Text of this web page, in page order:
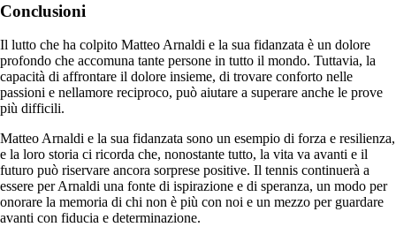
Conclusioni
Il lutto che ha colpito Matteo Arnaldi e la sua fidanzata è un dolore
profondo che accomuna tante persone in tutto il mondo. Tuttavia, la
capacità di affrontare il dolore insieme, di trovare conforto nelle
passioni e nellamore reciproco, può aiutare a superare anche le prove
più difficili.
Matteo Arnaldi e la sua fidanzata sono un esempio di forza e resilienza,
e la loro storia ci ricorda che, nonostante tutto, la vita va avanti e il
futuro può riservare ancora sorprese positive. Il tennis continuerà a
essere per Arnaldi una fonte di ispirazione e di speranza, un modo per
onorare la memoria di chi non è più con noi e un mezzo per guardare
avanti con fiducia e determinazione.